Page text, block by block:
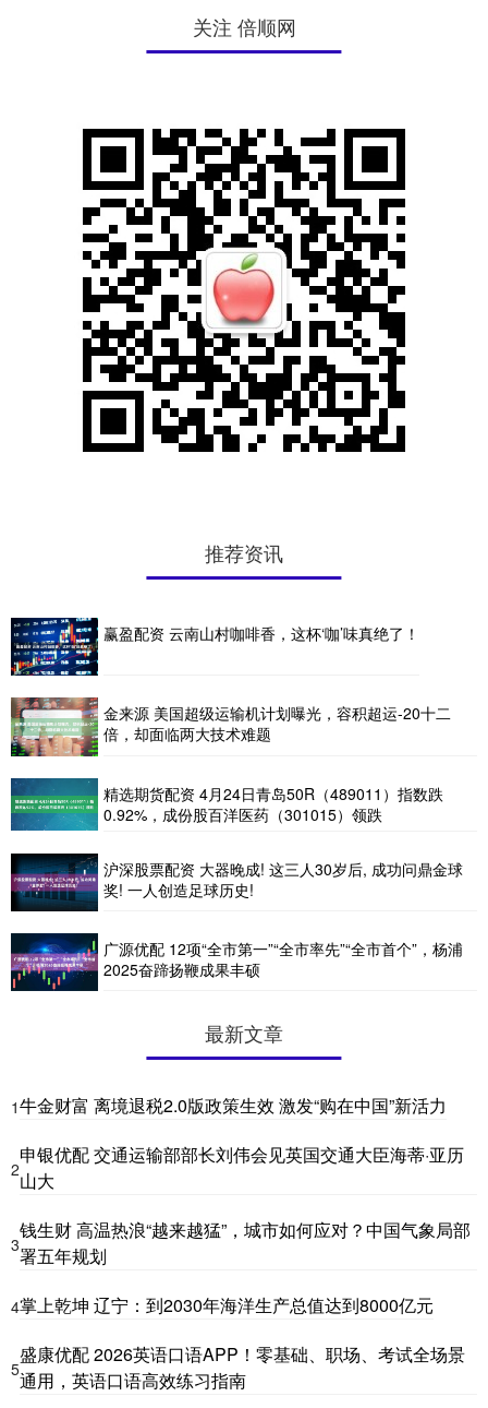
关注 倍顺网
推荐资讯
赢盈配资 云南山村咖啡香，这杯‘咖’味真绝了！
金来源 美国超级运输机计划曝光，容积超运-20十二
倍，却面临两大技术难题
精选期货配资 4月24日青岛50R（489011）指数跌
0.92%，成份股百洋医药（301015）领跌
沪深股票配资 大器晚成! 这三人30岁后, 成功问鼎金球
奖! 一人创造足球历史!
广源优配 12项“全市第一”“全市率先”“全市首个”，杨浦
2025奋蹄扬鞭成果丰硕
最新文章
1牛金财富 离境退税2.0版政策生效 激发“购在中国”新活力
2
申银优配 交通运输部部长刘伟会见英国交通大臣海蒂·亚历
山大
3
钱生财 高温热浪“越来越猛”，城市如何应对？中国气象局部
署五年规划
4掌上乾坤 辽宁：到2030年海洋生产总值达到8000亿元
5
盛康优配 2026英语口语APP！零基础、职场、考试全场景
通用，英语口语高效练习指南